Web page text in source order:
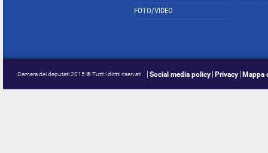
FOTO/VIDEO
Camera dei deputati 2015 © Tutti i diritti riservati Social media policy Privacy Mappa